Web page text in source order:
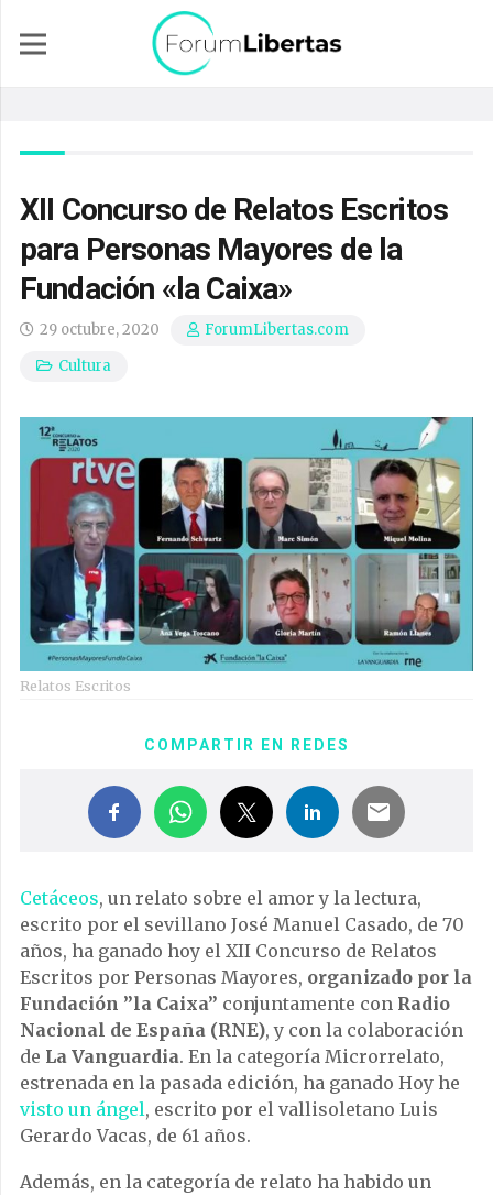
XII Concurso de Relatos Escritos
para Personas Mayores de la
Fundación «la Caixa»
29 octubre, 2020
ForumLibertas.com
Cultura
Relatos Escritos
COMPARTIR EN REDES
Cetáceos, un relato sobre el amor y la lectura,
escrito por el sevillano José Manuel Casado, de 70
años, ha ganado hoy el XII Concurso de Relatos
Escritos por Personas Mayores, organizado por la
Fundación ”la Caixa” conjuntamente con Radio
Nacional de España (RNE), y con la colaboración
de La Vanguardia. En la categoría Microrrelato,
estrenada en la pasada edición, ha ganado Hoy he
visto un ángel, escrito por el vallisoletano Luis
Gerardo Vacas, de 61 años.
Además, en la categoría de relato ha habido un